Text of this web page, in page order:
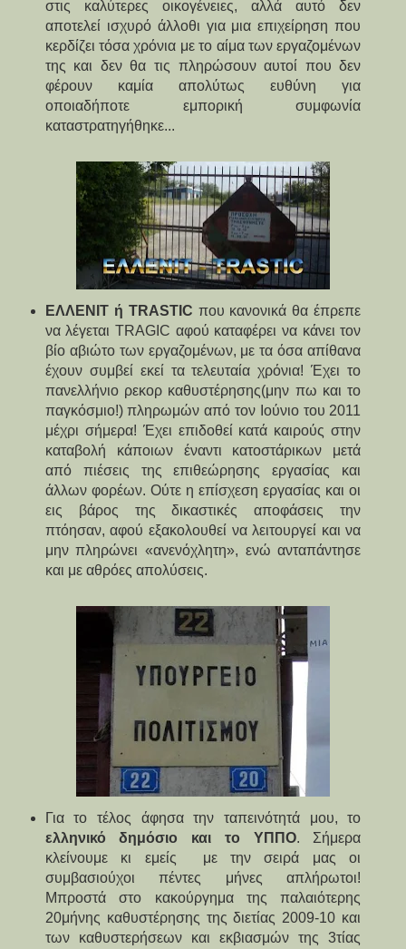
στις καλύτερες οικογένειες, αλλά αυτό δεν
αποτελεί ισχυρό άλλοθι για μια επιχείρηση που
κερδίζει τόσα χρόνια με το αίμα των εργαζομένων
της και δεν θα τις πληρώσουν αυτοί που δεν
φέρουν καμία απολύτως ευθύνη για
οποιαδήποτε εμπορική συμφωνία
καταστρατηγήθηκε...
ΕΛΛΕΝΙΤ ή TRASTIC που κανονικά θα έπρεπε
να λέγεται TRAGIC αφού καταφέρει να κάνει τον
βίο αβιώτο των εργαζομένων, με τα όσα απίθανα
έχουν συμβεί εκεί τα τελευταία χρόνια! Έχει το
πανελλήνιο ρεκορ καθυστέρησης(μην πω και το
παγκόσμιο!) πληρωμών από τον Ιούνιο του 2011
μέχρι σήμερα! Έχει επιδοθεί κατά καιρούς στην
καταβολή κάποιων έναντι κατοστάρικων μετά
από πιέσεις της επιθεώρησης εργασίας και
άλλων φορέων. Ούτε η επίσχεση εργασίας και οι
εις βάρος της δικαστικές αποφάσεις την
πτόησαν, αφού εξακολουθεί να λειτουργεί και να
μην πληρώνει «ανενόχλητη», ενώ ανταπάντησε
και με αθρόες απολύσεις.
Για το τέλος άφησα την ταπεινότητά μου, το
ελληνικό δημόσιο και το ΥΠΠΟ. Σήμερα
κλείνουμε κι εμείς με την σειρά μας οι
συμβασιούχοι πέντες μήνες απλήρωτοι!
Μπροστά στο κακούργημα της παλαιότερης
20μήνης καθυστέρησης της διετίας 2009-10 και
των καθυστερήσεων και εκβιασμών της 3τίας